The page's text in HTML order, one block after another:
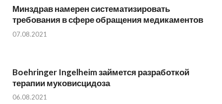
Минздрав намерен систематизировать
требования в сфере обращения медикаментов
07.08.2021
Boehringer Ingelheim займется разработкой
терапии муковисцидоза
06.08.2021